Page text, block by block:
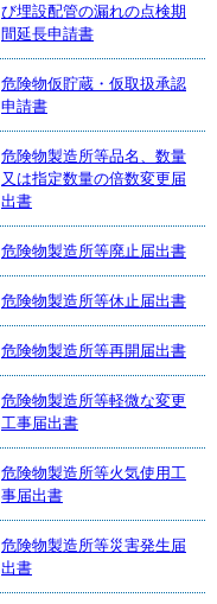
び埋設配管の漏れの点検期
間延長申請書
危険物仮貯蔵・仮取扱承認
申請書
危険物製造所等品名、数量
又は指定数量の倍数変更届
出書
危険物製造所等廃止届出書
危険物製造所等休止届出書
危険物製造所等再開届出書
危険物製造所等軽微な変更
工事届出書
危険物製造所等火気使用工
事届出書
危険物製造所等災害発生届
出書